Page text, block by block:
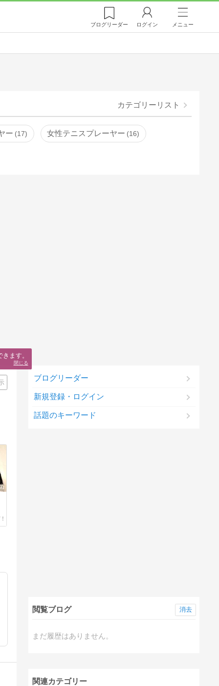
ブログリーダー ログイン メニュー
カテゴリーリスト
ー 17 女性テニスプレーヤー 16
ブログリーダー
新規登録・ログイン
話題のキーワード
閲覧ブログ
まだ履歴はありません。
消去
関連カテゴリー
ます。
閉じる